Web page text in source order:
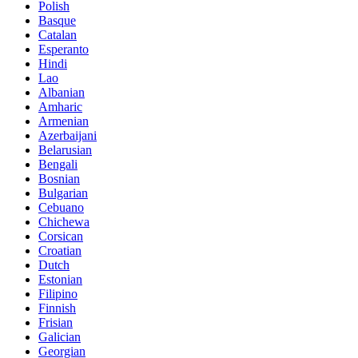
Polish
Basque
Catalan
Esperanto
Hindi
Lao
Albanian
Amharic
Armenian
Azerbaijani
Belarusian
Bengali
Bosnian
Bulgarian
Cebuano
Chichewa
Corsican
Croatian
Dutch
Estonian
Filipino
Finnish
Frisian
Galician
Georgian